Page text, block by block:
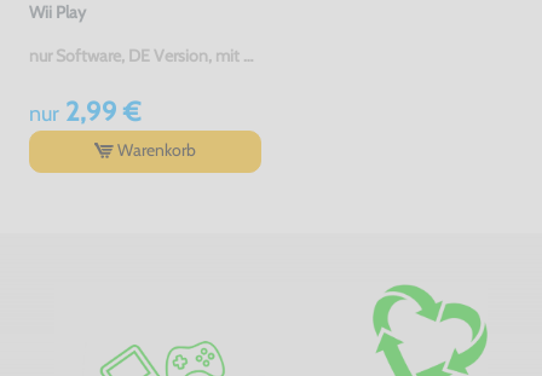
Wii Play
nur Software, DE Version, mit OVP, gebraucht
nur2,99 €
Warenkorb